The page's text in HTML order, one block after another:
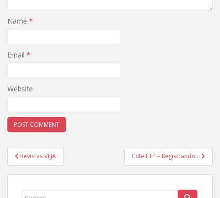
Name *
Email *
Website
Post
navigation
Revistas VEJA Cute FTP – Registrando…
Search